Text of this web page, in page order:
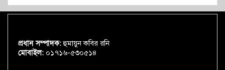
প্রধান সম্পাদক:হুমায়ুন কবির রনি
মোবাইল: ০১৭১৬-৫৩০৫১৪